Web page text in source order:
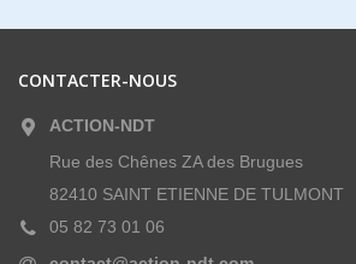
CONTACTER-NOUS
ACTION-NDT
Rue des Chênes ZA des Brugues
82410 SAINT ETIENNE DE TULMONT
05 82 73 01 06